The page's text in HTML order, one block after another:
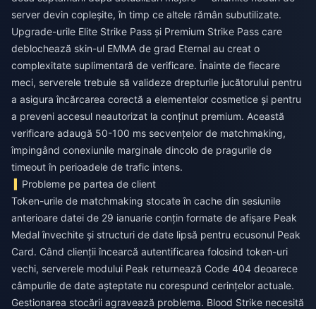
server devin copleșite, în timp ce altele rămân subutilizate.
Upgrade-urile Elite Strike Pass și Premium Strike Pass care
deblochează skin-ul EMMA de grad Eternal au creat o
complexitate suplimentară de verificare. Înainte de fiecare
meci, serverele trebuie să valideze drepturile jucătorului pentru
a asigura încărcarea corectă a elementelor cosmetice și pentru
a preveni accesul neautorizat la conținut premium. Această
verificare adaugă 50-100 ms secvențelor de matchmaking,
împingând conexiunile marginale dincolo de pragurile de
timeout în perioadele de trafic intens.
Probleme pe partea de client
Token-urile de matchmaking stocate în cache din sesiunile
anterioare datei de 29 ianuarie conțin formate de afișare Peak
Medal învechite și structuri de date lipsă pentru ecusonul Peak
Card. Când clienții încearcă autentificarea folosind token-uri
vechi, serverele modului Peak returnează Code 404 deoarece
câmpurile de date așteptate nu corespund cerințelor actuale.
Gestionarea stocării agravează problema. Blood Strike necesită